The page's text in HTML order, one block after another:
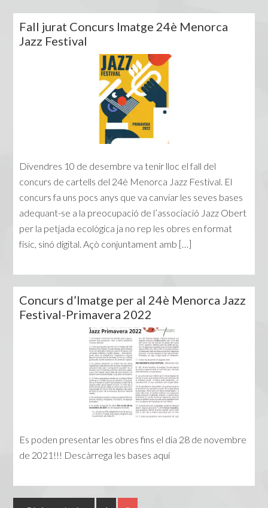
Fall jurat Concurs Imatge 24è Menorca
Jazz Festival
Divendres 10 de desembre va tenir lloc el fall del
concurs de cartells del 24è Menorca Jazz Festival. El
concurs fa uns pocs anys que va canviar les seves bases
adequant-se a la preocupació de l’associació Jazz Obert
per la petjada ecològica ja no rep les obres en format
físic, sinó digital. Açò conjuntament amb […]
Concurs d’Imatge per al 24è Menorca Jazz
Festival-Primavera 2022
Es poden presentar les obres fins el dia 28 de novembre
de 2021!!! Descàrrega les bases aquí